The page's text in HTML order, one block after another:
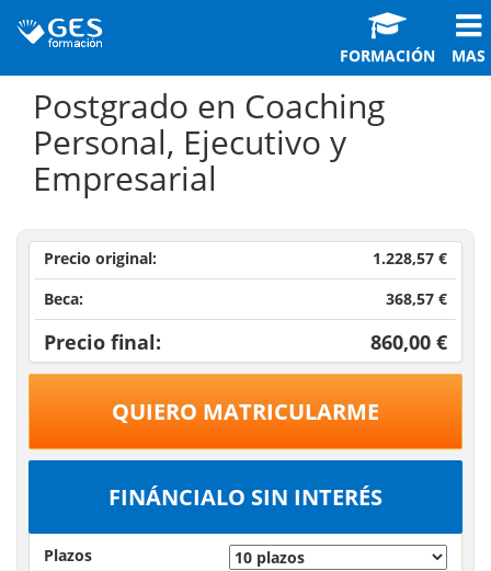
FORMACIÓN MAS
Postgrado en Coaching
Personal, Ejecutivo y
Empresarial
Precio original:
1.228,57 €
Beca:
368,57 €
Precio final: 860,00 €
QUIERO MATRICULARME
FINÁNCIALO SIN INTERÉS
Plazos